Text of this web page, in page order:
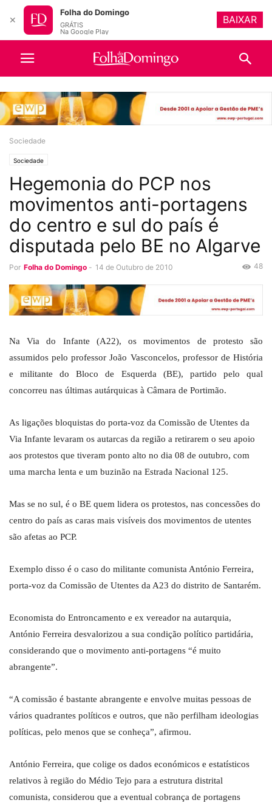
Sociedade
Sociedade
Hegemonia do PCP nos
movimentos anti-portagens
do centro e sul do país é
disputada pelo BE no Algarve
Por Folha do Domingo - 14 de Outubro de 2010 48
Na Via do Infante (A22), os movimentos de protesto são
assumidos pelo professor João Vasconcelos, professor de História
e militante do Bloco de Esquerda (BE), partido pelo qual
concorreu nas últimas autárquicas à Câmara de Portimão.
As ligações bloquistas do porta-voz da Comissão de Utentes da
Via Infante levaram os autarcas da região a retirarem o seu apoio
aos protestos que tiveram ponto alto no dia 08 de outubro, com
uma marcha lenta e um buzinão na Estrada Nacional 125.
Mas se no sul, é o BE quem lidera os protestos, nas concessões do
centro do país as caras mais visíveis dos movimentos de utentes
são afetas ao PCP.
Exemplo disso é o caso do militante comunista António Ferreira,
porta-voz da Comissão de Utentes da A23 do distrito de Santarém.
Economista do Entroncamento e ex vereador na autarquia,
António Ferreira desvalorizou a sua condição político partidária,
considerando que o movimento anti-portagens “é muito
abrangente”.
“A comissão é bastante abrangente e envolve muitas pessoas de
vários quadrantes políticos e outros, que não perfilham ideologias
políticas, pelo menos que se conheça”, afirmou.
António Ferreira, que colige os dados económicos e estatísticos
relativos à região do Médio Tejo para a estrutura distrital
comunista, considerou que a eventual cobrança de portagens
✕
Folha do Domingo
GRÁTIS
Na Google Play
BAIXAR